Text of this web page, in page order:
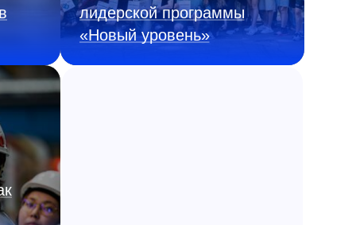
лидерской программы
«Новый уровень»